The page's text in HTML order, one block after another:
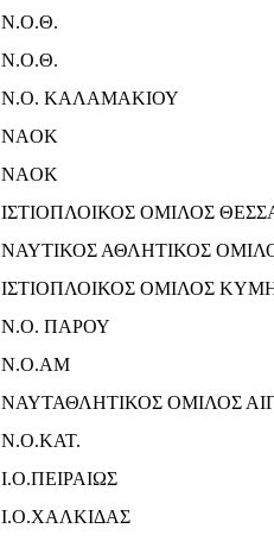
Ν.Ο.Θ.
Ν.Ο.Θ.
Ν.Ο. ΚΑΛΑΜΑΚΙΟΥ
NAOK
NAOK
ΙΣΤΙΟΠΛΟΙΚΟΣ ΟΜΙΛΟΣ
ΝΑΥΤΙΚΟΣ ΑΘΛΗΤΙΚΟΣ
ΙΣΤΙΟΠΛΟΙΚΟΣ ΟΜΙΛΟΣ
Ν.Ο. ΠΑΡΟΥ
N.O.AM
ΝΑΥΤΑΘΛΗΤΙΚΟΣ ΟΜΙΛΟΣ
Ν.Ο.ΚΑΤ.
Ι.Ο.ΠΕΙΡΑΙΩΣ
Ι.Ο.ΧΑΛΚΙΔΑΣ